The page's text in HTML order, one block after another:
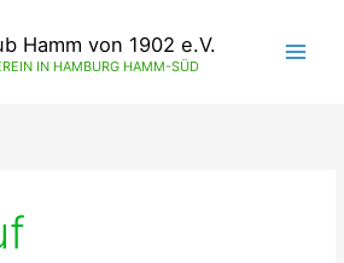
Hamm von 1902 e.V.
IN HAMBURG HAMM-SÜD